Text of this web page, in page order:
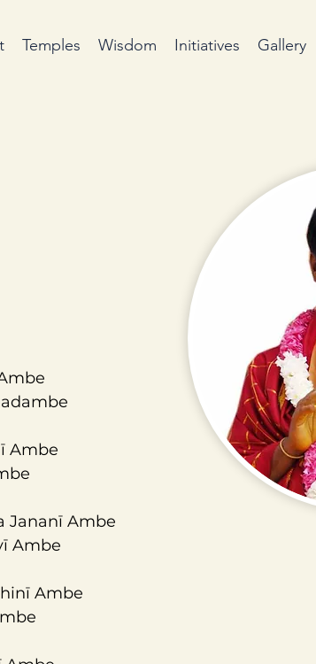
Temples Wisdom Initiatives Gallery
Ambe
Jananī Ambe
Ambe
Ambe